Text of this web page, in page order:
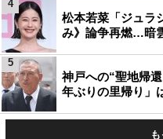
松本若菜「ジュラ
み》論争再燃…暗
4
神戸への“聖地帰
年ぶりの里帰り」
5